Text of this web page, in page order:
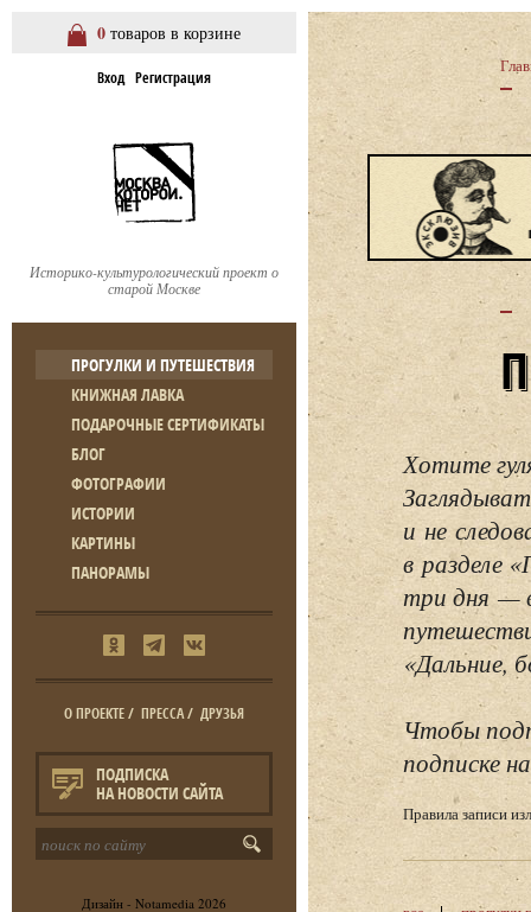
0 товаров в корзине
Вход Регистрация
Историко-культурологический проект о
старой Москве
ПРОГУЛКИ И ПУТЕШЕСТВИЯ
КНИЖНАЯ ЛАВКА
ПОДАРОЧНЫЕ СЕРТИФИКАТЫ
БЛОГ
ФОТОГРАФИИ
ИСТОРИИ
КАРТИНЫ
ПАНОРАМЫ
О ПРОЕКТЕ/ ПРЕССА/ ДРУЗЬЯ
ПОДПИСКА
НА НОВОСТИ САЙТА
Дизайн - Notamedia 2026
Хотите
и не
в разделе
три дня —
«Дальние,
Чтобы
подписке
Правила записи